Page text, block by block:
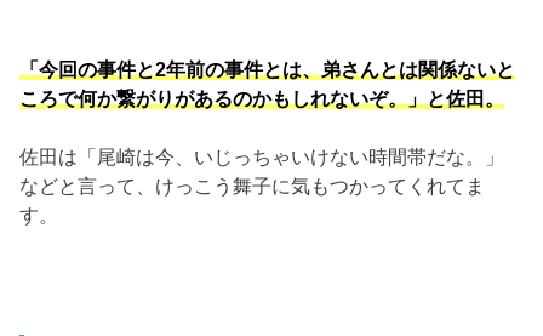
「今回の事件と2年前の事件とは、弟さんとは関係ないと
ころで何か繋がりがあるのかもしれないぞ。」と佐田。
佐田は「尾崎は今、いじっちゃいけない時間帯だな。」
などと言って、けっこう舞子に気もつかってくれてま
す。